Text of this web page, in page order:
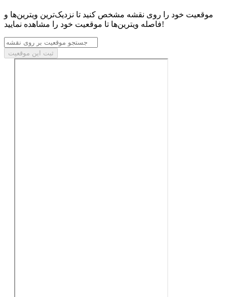
موقعیت خود را روی نقشه مشخص کنید تا نزدیک‌ترین ویترین‌ها و
فاصله ویترین‌ها تا موقعیت خود را مشاهده نمایید!
ثبت این موقعیت